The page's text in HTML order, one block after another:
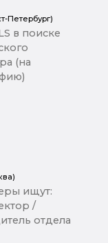
Петербург)
в поиске
(на
ищут:
/
отдела